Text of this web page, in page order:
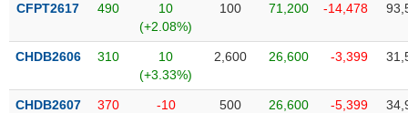
CFPT2617 490
10
(+2.08%)
100 71,200 -14,478
CHDB2606 310
10
(+3.33%)
2,600 26,600 -3,399
CHDB2607 370
-10
500 26,600 -5,399
ÍCH
BẤT